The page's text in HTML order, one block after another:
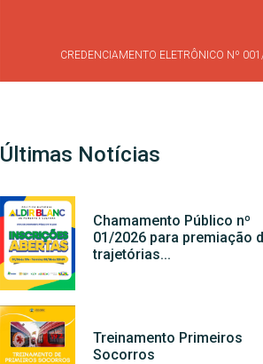
CREDENCIAMENTO ELETRÔNICO Nº
Últimas Notícias
Chamamento Público nº
01/2026 para premiação
trajetórias...
Treinamento Primeiros
Socorros